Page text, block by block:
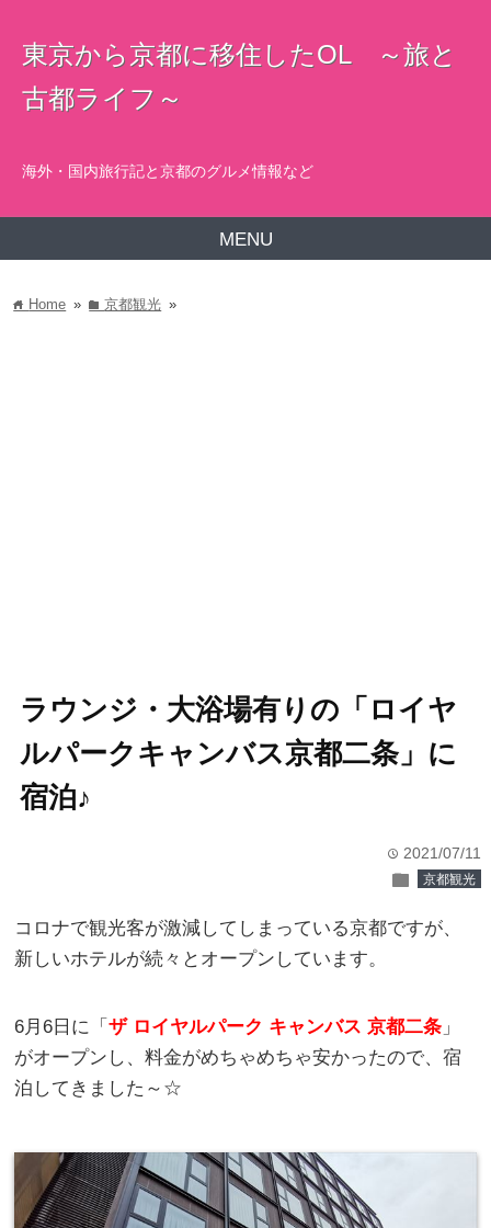
東京から京都に移住したOL ～旅と
古都ライフ～
海外・国内旅行記と京都のグルメ情報など
MENU
home Home » folder京都観光 »
ラウンジ・大浴場有りの「ロイヤ
ルパークキャンバス京都二条」に
宿泊♪
time 2021/07/11
folder 京都観光
コロナで観光客が激減してしまっている京都ですが、
新しいホテルが続々とオープンしています。
6月6日に「ザ ロイヤルパーク キャンバス 京都二条 」
がオープンし、料金がめちゃめちゃ安かったので、宿
泊してきました～☆